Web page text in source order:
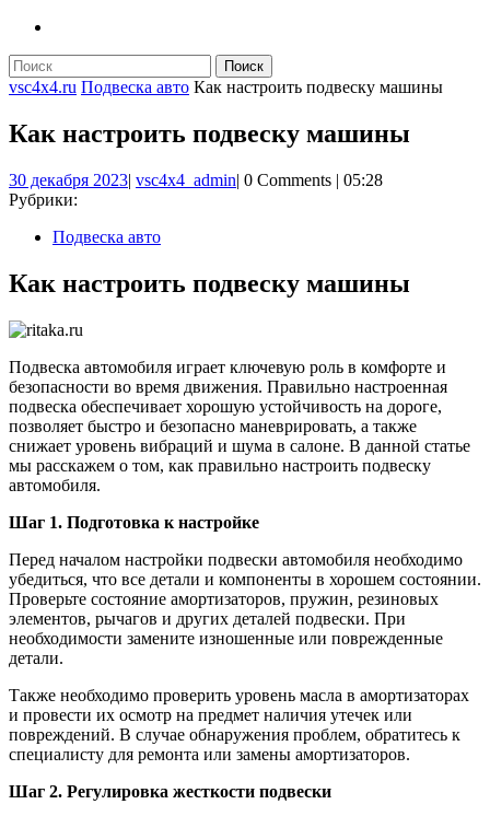
КНОПКА
Найти:
vsc4x4.ru Подвеска авто Как настроить подвеску машины
Как настроить подвеску машины
30 декабря 202330
| vsc4x4_adminvsc4x4_admin
| 0 Comments | 05:28
Рубрики:
Подвеска авто
Как настроить подвеску машины
Подвеска автомобиля играет ключевую роль в комфорте и
безопасности во время движения. Правильно настроенная
подвеска обеспечивает хорошую устойчивость на дороге,
позволяет быстро и безопасно маневрировать, а также
снижает уровень вибраций и шума в салоне. В данной статье
мы расскажем о том, как правильно настроить подвеску
автомобиля.
Шаг 1. Подготовка к настройке
Перед началом настройки подвески автомобиля необходимо
убедиться, что все детали и компоненты в хорошем состоянии.
Проверьте состояние амортизаторов, пружин, резиновых
элементов, рычагов и других деталей подвески. При
необходимости замените изношенные или поврежденные
детали.
Также необходимо проверить уровень масла в амортизаторах
и провести их осмотр на предмет наличия утечек или
повреждений. В случае обнаружения проблем, обратитесь к
специалисту для ремонта или замены амортизаторов.
Шаг 2. Регулировка жесткости подвески